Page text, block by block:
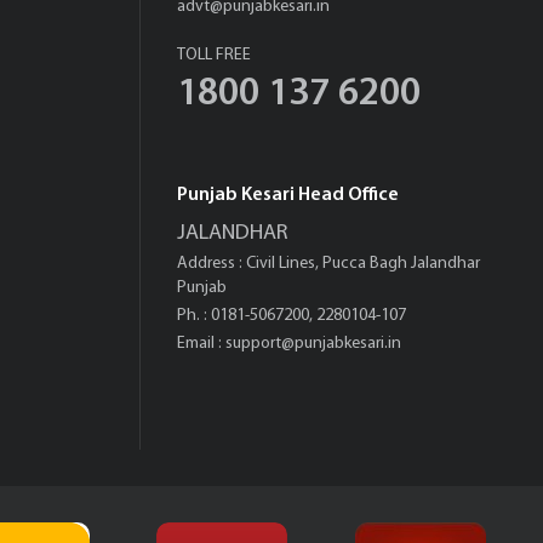
advt@punjabkesari.in
TOLL FREE
1800 137 6200
Punjab Kesari Head Office
JALANDHAR
Address : Civil Lines, Pucca Bagh Jalandhar
Punjab
Ph. : 0181-5067200, 2280104-107
Email : support@punjabkesari.in